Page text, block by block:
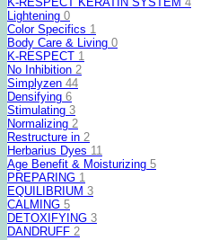
Lightening 0
Color Specifics 1
Body Care & Living 0
K-RESPECT 1
No Inhibition 2
Simplyzen 44
Densifying 6
Stimulating 3
Normalizing 2
Restructure in 2
Herbarius Dyes 11
Age Benefit & Moisturizing 5
PREPARING 1
EQUILIBRIUM 3
CALMING 5
DETOXIFYING 3
DANDRUFF 2